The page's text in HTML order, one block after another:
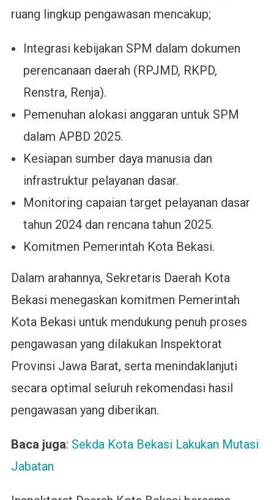
ruang lingkup pengawasan mencakup;
Integrasi kebijakan SPM dalam dokumen
perencanaan daerah (RPJMD, RKPD,
Renstra, Renja).
Pemenuhan alokasi anggaran untuk SPM
dalam APBD 2025.
Kesiapan sumber daya manusia dan
infrastruktur pelayanan dasar.
Monitoring capaian target pelayanan dasar
tahun 2024 dan rencana tahun 2025.
Komitmen Pemerintah Kota Bekasi.
Dalam arahannya, Sekretaris Daerah Kota
Bekasi menegaskan komitmen Pemerintah
Kota Bekasi untuk mendukung penuh proses
pengawasan yang dilakukan Inspektorat
Provinsi Jawa Barat, serta menindaklanjuti
secara optimal seluruh rekomendasi hasil
pengawasan yang diberikan.
Baca juga: Sekda Kota Bekasi Lakukan Mutasi
Jabatan